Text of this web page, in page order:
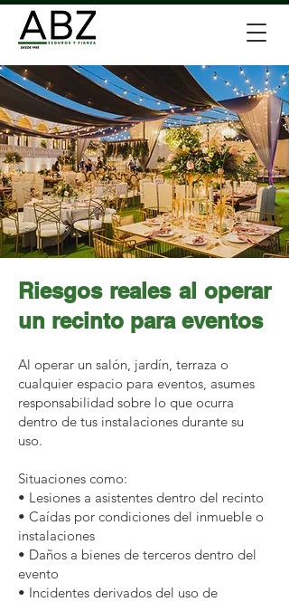
Riesgos reales al operar
un recinto para eventos
Al operar un salón, jardín, terraza o
cualquier espacio para eventos, asumes
responsabilidad sobre lo que ocurra
dentro de tus instalaciones durante su
uso.
Situaciones como:
• Lesiones a asistentes dentro del recinto
• Caídas por condiciones del inmueble o
instalaciones
• Daños a bienes de terceros dentro del
evento
• Incidentes derivados del uso de